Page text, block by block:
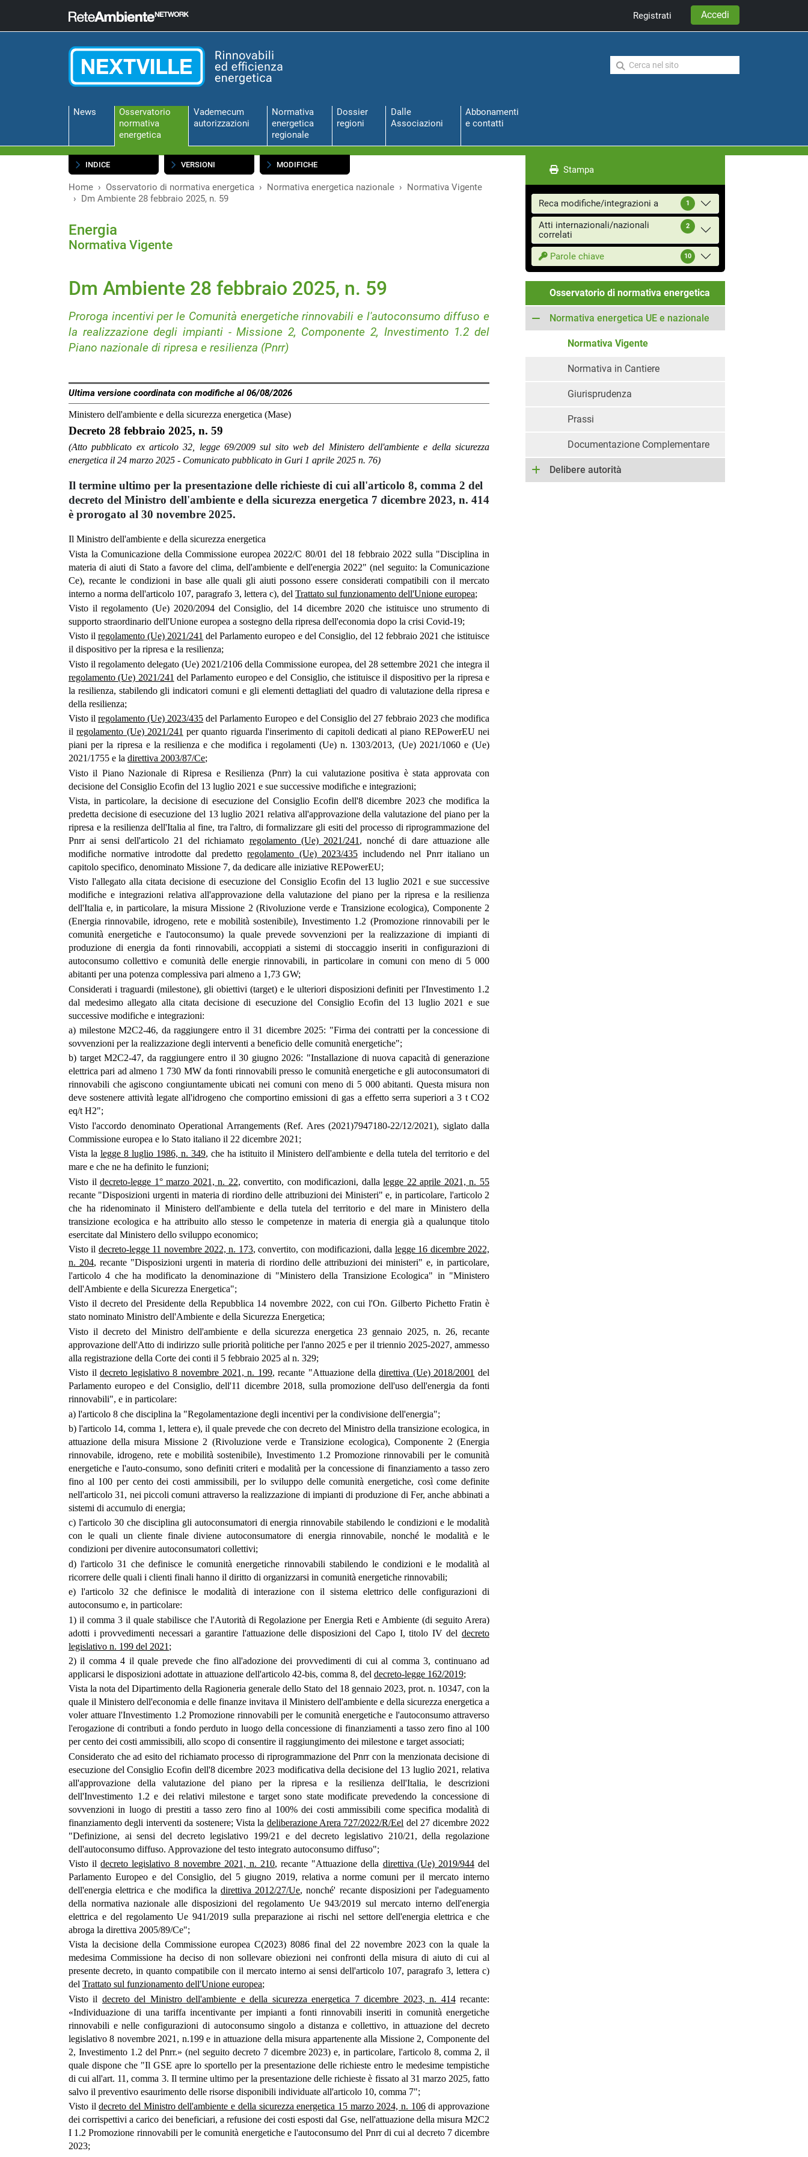
Registrati Accedi
News
Osservatorio
normativa
energetica
Vademecum
autorizzazioni
Normativa
energetica
regionale
Dossier
regioni
Dalle
Associazioni
Abbonamenti
e contatti
INDICE VERSIONI MODIFICHE
Home Osservatorio di normativa energetica Normativa energetica nazionale
Normativa Vigente
Dm Ambiente 28 febbraio 2025, n. 59
Energia
Normativa Vigente
Dm Ambiente 28 febbraio 2025, n. 59
Proroga incentivi per le Comunità energetiche rinnovabili e l'autoconsumo diffuso e
la realizzazione degli impianti - Missione 2, Componente 2, Investimento 1.2 del
Piano nazionale di ripresa e resilienza (Pnrr)
Ultima versione coordinata con modifiche al 06/08/2026
Ministero dell'ambiente e della sicurezza energetica (Mase)
Decreto 28 febbraio 2025, n. 59
(Atto pubblicato ex articolo 32, legge 69/2009 sul sito web del Ministero dell'ambiente e della sicurezza
energetica il 24 marzo 2025 - Comunicato pubblicato in Guri 1 aprile 2025 n. 76)
Il termine ultimo per la presentazione delle richieste di cui all'articolo 8, comma 2 del
decreto del Ministro dell'ambiente e della sicurezza energetica 7 dicembre 2023, n. 414
è prorogato al 30 novembre 2025.
Il Ministro dell'ambiente e della sicurezza energetica
Vista la Comunicazione della Commissione europea 2022/C 80/01 del 18 febbraio 2022 sulla "Disciplina in
materia di aiuti di Stato a favore del clima, dell'ambiente e dell'energia 2022" (nel seguito: la Comunicazione
Ce), recante le condizioni in base alle quali gli aiuti possono essere considerati compatibili con il mercato
interno a norma dell'articolo 107, paragrafo 3, lettera c), del Trattato sul funzionamento dell'Unione europea;
Visto il regolamento (Ue) 2020/2094 del Consiglio, del 14 dicembre 2020 che istituisce uno strumento di
supporto straordinario dell'Unione europea a sostegno della ripresa dell'economia dopo la crisi Covid-19;
Visto ilregolamento (Ue) 2021/241 del Parlamento europeo e del Consiglio, del 12 febbraio 2021 che istituisce
il dispositivo per la ripresa e la resilienza;
Visto il regolamento delegato (Ue) 2021/2106 della Commissione europea, del 28 settembre 2021 che integra il
regolamento (Ue) 2021/241 del Parlamento europeo e del Consiglio, che istituisce il dispositivo per la ripresa e
la resilienza, stabilendo gli indicatori comuni e gli elementi dettagliati del quadro di valutazione della ripresa e
della resilienza;
Visto ilregolamento (Ue) 2023/435 del Parlamento Europeo e del Consiglio del 27 febbraio 2023 che modifica
ilregolamento (Ue) 2021/241 per quanto riguarda l'inserimento di capitoli dedicati al piano REPowerEU nei
piani per la ripresa e la resilienza e che modifica i regolamenti (Ue) n. 1303/2013, (Ue) 2021/1060 e (Ue)
2021/1755 e la direttiva 2003/87/Ce;
Visto il Piano Nazionale di Ripresa e Resilienza (Pnrr) la cui valutazione positiva è stata approvata con
decisione del Consiglio Ecofin del 13 luglio 2021 e sue successive modifiche e integrazioni;
Vista, in particolare, la decisione di esecuzione del Consiglio Ecofin dell'8 dicembre 2023 che modifica la
predetta decisione di esecuzione del 13 luglio 2021 relativa all'approvazione della valutazione del piano per la
ripresa e la resilienza dell'Italia al fine, tra l'altro, di formalizzare gli esiti del processo di riprogrammazione del
Pnrr ai sensi dell'articolo 21 del richiamato regolamento (Ue) 2021/241 , nonché di dare attuazione alle
modifiche normative introdotte dal predettoregolamento (Ue) 2023/435includendo nel Pnrr italiano un
capitolo specifico, denominato Missione 7, da dedicare alle iniziative REPowerEU;
Visto l'allegato alla citata decisione di esecuzione del Consiglio Ecofin del 13 luglio 2021 e sue successive
modifiche e integrazioni relativa all'approvazione della valutazione del piano per la ripresa e la resilienza
dell'Italia e, in particolare, la misura Missione 2 (Rivoluzione verde e Transizione ecologica), Componente 2
(Energia rinnovabile, idrogeno, rete e mobilità sostenibile), Investimento 1.2 (Promozione rinnovabili per le
comunità energetiche e l'autoconsumo) la quale prevede sovvenzioni per la realizzazione di impianti di
produzione di energia da fonti rinnovabili, accoppiati a sistemi di stoccaggio inseriti in configurazioni di
autoconsumo collettivo e comunità delle energie rinnovabili, in particolare in comuni con meno di 5 000
abitanti per una potenza complessiva pari almeno a 1,73 GW;
Considerati i traguardi (milestone), gli obiettivi (target) e le ulteriori disposizioni definiti per l'Investimento 1.2
dal medesimo allegato alla citata decisione di esecuzione del Consiglio Ecofin del 13 luglio 2021 e sue
successive modifiche e integrazioni:
a) milestone M2C2-46, da raggiungere entro il 31 dicembre 2025: "Firma dei contratti per la concessione di
sovvenzioni per la realizzazione degli interventi a beneficio delle comunità energetiche";
b) target M2C2-47, da raggiungere entro il 30 giugno 2026: "Installazione di nuova capacità di generazione
elettrica pari ad almeno 1 730 MW da fonti rinnovabili presso le comunità energetiche e gli autoconsumatori di
rinnovabili che agiscono congiuntamente ubicati nei comuni con meno di 5 000 abitanti. Questa misura non
deve sostenere attività legate all'idrogeno che comportino emissioni di gas a effetto serra superiori a 3 t CO2
eq/t H2";
Visto l'accordo denominato Operational Arrangements (Ref. Ares (2021)7947180-22/12/2021), siglato dalla
Commissione europea e lo Stato italiano il 22 dicembre 2021;
Vista la legge 8 luglio 1986, n. 349, che ha istituito il Ministero dell'ambiente e della tutela del territorio e del
mare e che ne ha definito le funzioni;
Visto ildecreto-legge 1° marzo 2021, n. 22, convertito, con modificazioni, dallalegge 22 aprile 2021, n. 55
recante "Disposizioni urgenti in materia di riordino delle attribuzioni dei Ministeri" e, in particolare, l'articolo 2
che ha ridenominato il Ministero dell'ambiente e della tutela del territorio e del mare in Ministero della
transizione ecologica e ha attribuito allo stesso le competenze in materia di energia già a qualunque titolo
esercitate dal Ministero dello sviluppo economico;
Visto il decreto-legge 11 novembre 2022, n. 173, convertito, con modificazioni, dalla legge 16 dicembre 2022,
n. 204, recante "Disposizioni urgenti in materia di riordino delle attribuzioni dei ministeri" e, in particolare,
l'articolo 4 che ha modificato la denominazione di "Ministero della Transizione Ecologica" in "Ministero
dell'Ambiente e della Sicurezza Energetica";
Visto il decreto del Presidente della Repubblica 14 novembre 2022, con cui l'On. Gilberto Pichetto Fratin è
stato nominato Ministro dell'Ambiente e della Sicurezza Energetica;
Visto il decreto del Ministro dell'ambiente e della sicurezza energetica 23 gennaio 2025, n. 26, recante
approvazione dell'Atto di indirizzo sulle priorità politiche per l'anno 2025 e per il triennio 2025-2027, ammesso
alla registrazione della Corte dei conti il 5 febbraio 2025 al n. 329;
Visto ildecreto legislativo 8 novembre 2021, n. 199, recante "Attuazione delladirettiva (Ue) 2018/2001 del
Parlamento europeo e del Consiglio, dell'11 dicembre 2018, sulla promozione dell'uso dell'energia da fonti
rinnovabili", e in particolare:
a) l'articolo 8 che disciplina la "Regolamentazione degli incentivi per la condivisione dell'energia";
b) l'articolo 14, comma 1, lettera e), il quale prevede che con decreto del Ministro della transizione ecologica, in
attuazione della misura Missione 2 (Rivoluzione verde e Transizione ecologica), Componente 2 (Energia
rinnovabile, idrogeno, rete e mobilità sostenibile), Investimento 1.2 Promozione rinnovabili per le comunità
energetiche e l'auto-consumo, sono definiti criteri e modalità per la concessione di finanziamento a tasso zero
fino al 100 per cento dei costi ammissibili, per lo sviluppo delle comunità energetiche, così come definite
nell'articolo 31, nei piccoli comuni attraverso la realizzazione di impianti di produzione di Fer, anche abbinati a
sistemi di accumulo di energia;
c) l'articolo 30 che disciplina gli autoconsumatori di energia rinnovabile stabilendo le condizioni e le modalità
con le quali un cliente finale diviene autoconsumatore di energia rinnovabile, nonché le modalità e le
condizioni per divenire autoconsumatori collettivi;
d) l'articolo 31 che definisce le comunità energetiche rinnovabili stabilendo le condizioni e le modalità al
ricorrere delle quali i clienti finali hanno il diritto di organizzarsi in comunità energetiche rinnovabili;
e) l'articolo 32 che definisce le modalità di interazione con il sistema elettrico delle configurazioni di
autoconsumo e, in particolare:
1) il comma 3 il quale stabilisce che l'Autorità di Regolazione per Energia Reti e Ambiente (di seguito Arera)
adotti i provvedimenti necessari a garantire l'attuazione delle disposizioni del Capo I, titolo IV del decreto
legislativo n. 199 del 2021 ;
2) il comma 4 il quale prevede che fino all'adozione dei provvedimenti di cui al comma 3, continuano ad
applicarsi le disposizioni adottate in attuazione dell'articolo 42-bis, comma 8, del decreto-legge 162/2019;
Vista la nota del Dipartimento della Ragioneria generale dello Stato del 18 gennaio 2023, prot. n. 10347, con la
quale il Ministero dell'economia e delle finanze invitava il Ministero dell'ambiente e della sicurezza energetica a
voler attuare l'Investimento 1.2 Promozione rinnovabili per le comunità energetiche e l'autoconsumo attraverso
l'erogazione di contributi a fondo perduto in luogo della concessione di finanziamenti a tasso zero fino al 100
per cento dei costi ammissibili, allo scopo di consentire il raggiungimento dei milestone e target associati;
Considerato che ad esito del richiamato processo di riprogrammazione del Pnrr con la menzionata decisione di
esecuzione del Consiglio Ecofin dell'8 dicembre 2023 modificativa della decisione del 13 luglio 2021, relativa
all'approvazione della valutazione del piano per la ripresa e la resilienza dell'Italia, le descrizioni
dell'Investimento 1.2 e dei relativi milestone e target sono state modificate prevedendo la concessione di
sovvenzioni in luogo di prestiti a tasso zero fino al 100% dei costi ammissibili come specifica modalità di
finanziamento degli interventi da sostenere; Vista la deliberazione Arera 727/2022/R/Eel del 27 dicembre 2022
"Definizione, ai sensi del decreto legislativo 199/21 e del decreto legislativo 210/21, della regolazione
dell'autoconsumo diffuso. Approvazione del testo integrato autoconsumo diffuso";
Visto ildecreto legislativo 8 novembre 2021, n. 210, recante "Attuazione della direttiva (Ue) 2019/944del
Parlamento Europeo e del Consiglio, del 5 giugno 2019, relativa a norme comuni per il mercato interno
dell'energia elettrica e che modifica la direttiva 2012/27/Ue, nonché' recante disposizioni per l'adeguamento
della normativa nazionale alle disposizioni del regolamento Ue 943/2019 sul mercato interno dell'energia
elettrica e del regolamento Ue 941/2019 sulla preparazione ai rischi nel settore dell'energia elettrica e che
abroga la direttiva 2005/89/Ce";
Vista la decisione della Commissione europea C(2023) 8086 final del 22 novembre 2023 con la quale la
medesima Commissione ha deciso di non sollevare obiezioni nei confronti della misura di aiuto di cui al
presente decreto, in quanto compatibile con il mercato interno ai sensi dell'articolo 107, paragrafo 3, lettera c)
del Trattato sul funzionamento dell'Unione europea;
Visto il decreto del Ministro dell'ambiente e della sicurezza energetica 7 dicembre 2023, n. 414recante:
«Individuazione di una tariffa incentivante per impianti a fonti rinnovabili inseriti in comunità energetiche
rinnovabili e nelle configurazioni di autoconsumo singolo a distanza e collettivo, in attuazione del decreto
legislativo 8 novembre 2021, n.199 e in attuazione della misura appartenente alla Missione 2, Componente del
2, Investimento 1.2 del Pnrr.» (nel seguito decreto 7 dicembre 2023) e, in particolare, l'articolo 8, comma 2, il
quale dispone che "Il GSE apre lo sportello per la presentazione delle richieste entro le medesime tempistiche
di cui all'art. 11, comma 3. Il termine ultimo per la presentazione delle richieste è fissato al 31 marzo 2025, fatto
salvo il preventivo esaurimento delle risorse disponibili individuate all'articolo 10, comma 7";
Visto ildecreto del Ministro dell'ambiente e della sicurezza energetica 15 marzo 2024, n. 106di approvazione
dei corrispettivi a carico dei beneficiari, a refusione dei costi esposti dal Gse, nell'attuazione della misura M2C2
I 1.2 Promozione rinnovabili per le comunità energetiche e l'autoconsumo del Pnrr di cui al decreto 7 dicembre
2023;
Stampa
Reca modifiche/integrazioni a 1
Atti internazionali/nazionali
correlati
2
Parole chiave 10
Osservatorio di normativa energetica
Normativa energetica UE e nazionale
Normativa Vigente
Normativa in Cantiere
Giurisprudenza
Prassi
Documentazione Complementare
Delibere autorità